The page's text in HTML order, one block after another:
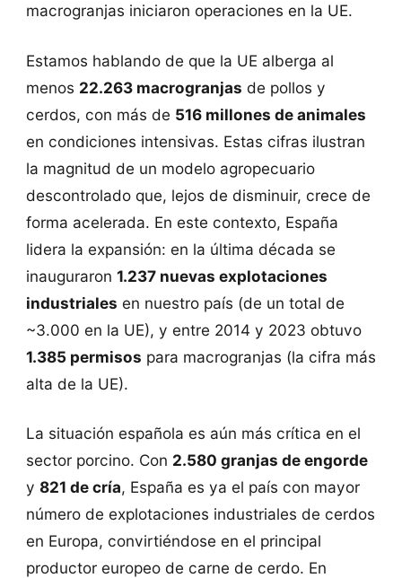
macrogranjas iniciaron operaciones en la UE.
Estamos hablando de que la UE alberga al
menos 22.263 macrogranjas de pollos y
cerdos, con más de 516 millones de animales
en condiciones intensivas. Estas cifras ilustran
la magnitud de un modelo agropecuario
descontrolado que, lejos de disminuir, crece de
forma acelerada. En este contexto, España
lidera la expansión: en la última década se
inauguraron 1.237 nuevas explotaciones
industriales en nuestro país (de un total de
~3.000 en la UE), y entre 2014 y 2023 obtuvo
1.385 permisos para macrogranjas (la cifra más
alta de la UE).
La situación española es aún más crítica en el
sector porcino. Con 2.580 granjas de engorde
y 821 de cría, España es ya el país con mayor
número de explotaciones industriales de cerdos
en Europa, convirtiéndose en el principal
productor europeo de carne de cerdo. En